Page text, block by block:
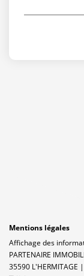
Mentions légales
Affichage des
PARTENAIRE
35590 L'HERMITAGE